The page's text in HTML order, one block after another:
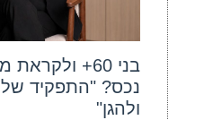
בני 60+
נכס? "התפקיד
ולהגן"